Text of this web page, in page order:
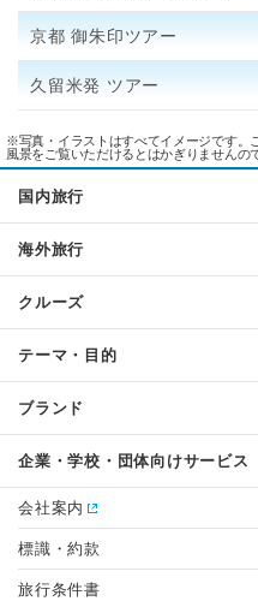
京都 御朱印ツアー
久留米発 ツアー
※写真・イラストはすべてイメージです。
風景をご覧いただけるとはかぎりませんの
国内旅行
海外旅行
クルーズ
テーマ・目的
ブランド
企業・学校・団体向けサービス
会社案内
標識・約款
旅行条件書